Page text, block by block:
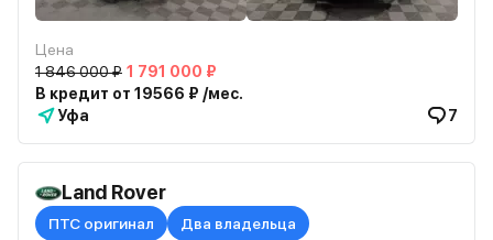
Цена
1 846 000 ₽ 1 791 000 ₽
В кредит от 19566 ₽ /мес.
Уфа
7
Land Rover
ПТС оригинал Два владельца